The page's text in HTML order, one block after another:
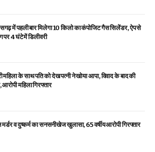
में पहली बार मिलेगा 10 किलो का कंपोजिट गैस सिलेंडर, ऐप से
पर 4 घंटे में डिलीवरी
महिला के साथ पति को देख पत्नी ने खोया आपा, विवाद के बाद की
आरोपी महिला गिरफ्तार
व दुष्कर्म का सनसनीखेज खुलासा, 65 वर्षीय आरोपी गिरफ्तार